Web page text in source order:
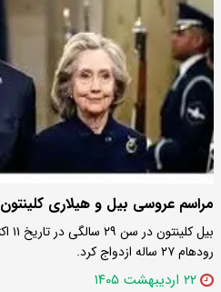
مراسم عروسی بیل و هیلاری کلینتون
رودهام ۲۷ ساله ازدواج کرد.
۲۲ اردیبهشت ۱۴۰۵